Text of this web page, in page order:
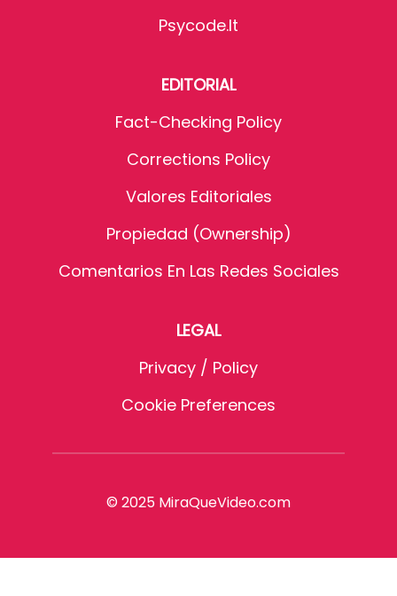
Psycode.it
EDITORIAL
Fact-Checking Policy
Corrections Policy
Valores Editoriales
Propiedad (Ownership)
Comentarios En Las Redes Sociales
LEGAL
Privacy / Policy
Cookie Preferences
© 2025 MiraQueVideo.com